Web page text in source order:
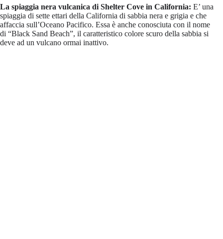
La spiaggia nera vulcanica di Shelter Cove in California: E’ una
spiaggia di sette ettari della California di sabbia nera e grigia e che
affaccia sull’Oceano Pacifico. Essa è anche conosciuta con il nome
di “Black Sand Beach”, il caratteristico colore scuro della sabbia si
deve ad un vulcano ormai inattivo.